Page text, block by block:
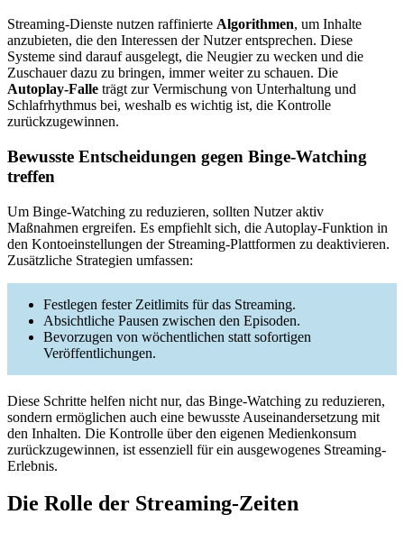
Streaming-Dienste nutzen raffinierte Algorithmen, um Inhalte
anzubieten, die den Interessen der Nutzer entsprechen. Diese
Systeme sind darauf ausgelegt, die Neugier zu wecken und die
Zuschauer dazu zu bringen, immer weiter zu schauen. Die
Autoplay-Falle trägt zur Vermischung von Unterhaltung und
Schlafrhythmus bei, weshalb es wichtig ist, die Kontrolle
zurückzugewinnen.
Bewusste Entscheidungen gegen Binge-Watching
treffen
Um Binge-Watching zu reduzieren, sollten Nutzer aktiv
Maßnahmen ergreifen. Es empfiehlt sich, die Autoplay-Funktion in
den Kontoeinstellungen der Streaming-Plattformen zu deaktivieren.
Zusätzliche Strategien umfassen:
Festlegen fester Zeitlimits für das Streaming.
Absichtliche Pausen zwischen den Episoden.
Bevorzugen von wöchentlichen statt sofortigen
Veröffentlichungen.
Diese Schritte helfen nicht nur, das Binge-Watching zu reduzieren,
sondern ermöglichen auch eine bewusste Auseinandersetzung mit
den Inhalten. Die Kontrolle über den eigenen Medienkonsum
zurückzugewinnen, ist essenziell für ein ausgewogenes Streaming-
Erlebnis.
Die Rolle der Streaming-Zeiten